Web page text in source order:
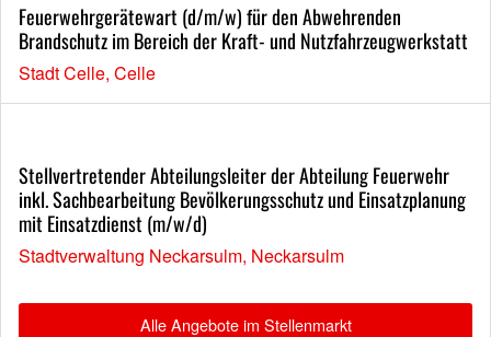
Feuerwehrgerätewart (d/m/w) für den Abwehrenden
Brandschutz im Bereich der Kraft- und Nutzfahrzeugwerkstatt
Stadt Celle, Celle
Stellvertretender Abteilungsleiter der Abteilung Feuerwehr
inkl. Sachbearbeitung Bevölkerungsschutz und Einsatzplanung
mit Einsatzdienst (m/w/d)
Stadtverwaltung Neckarsulm, Neckarsulm
Alle Angebote im Stellenmarkt